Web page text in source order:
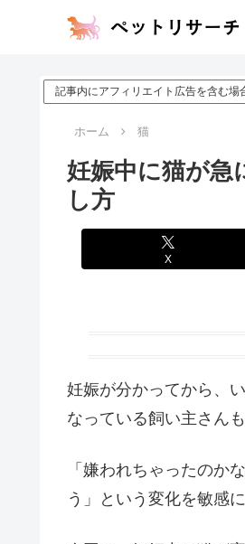
記事内にアフィリエイト広告を含む場
ホーム 猫
妊娠中に猫が急
し方
X
妊娠が分かってから、
なっている飼い主さん
「嫌われちゃったのか
う」という変化を敏感